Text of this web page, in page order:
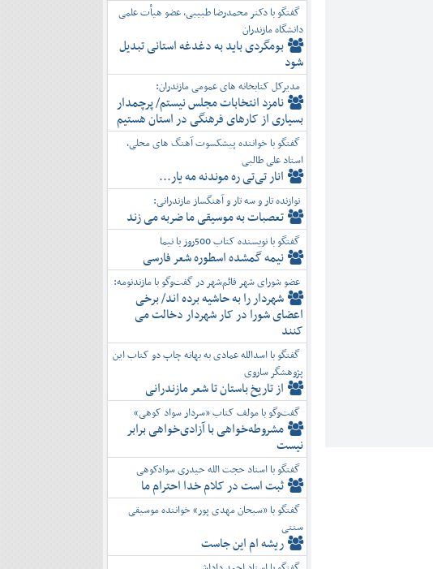
گفتگو با دکتر محمدرضا طبیبی، عضو هیأت علمی
دانشگاه مازندران
بومگردی باید به دغدغه استانی تبدیل
شود
مدیرکل کتابخانه های عمومی مازندران:
نامزد انتخابات مجلس نیستم/ پرچمدار
بسیاری از کارهای فرهنگی در استان هستیم
گفتگو با خواننده پیشکسوت آهنگ های محلی،
استاد علی طالبی
انار تی‌تی ره موندنه مه یار...
نوازنده تار و سه تار و آهنگساز مازندرانی:
تعصبات به موسیقی ما ضربه می زند
گفتگو با نویسنده کتاب 500روز با نیما
نیمه گمشده اسطوره شعر فارسی
عضو شورای شهر قائم‌شهر در گفت‌و‌گو با مازندنومه:
شهردار را به حاشیه برده اند/ برخی
اعضای شورا در کار شهردار دخالت می
کنند
گفتگو با اسدالله عمادی به بهانه چاپ دو کتاب این
پژوهشگر ساروی
از تاریخ باستان تا شعر مازندرانی
گفت‌وگو با مولف کتاب «سردار سواد کوهی»
مشروطه‌خواهی با آزادی‌خواهی برابر
نیست
گفتگو با استاد حجت الله حیدری سوادکوهی
ثبت است در کلام خدا احترام ما
گفتگو با «سبحان مهدی پور» خواننده موسیقی
سنتی
ریشه ام این جاست